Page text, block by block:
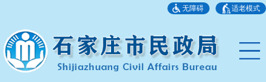
无障碍 适老模式